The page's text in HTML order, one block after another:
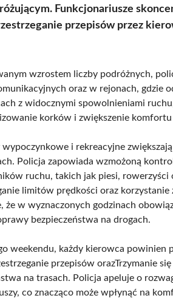
Funkcjonariusze
przepisów przez
wzrostem liczby podróżnych,
oraz w rejonach, gdzie
z widocznymi spowolnieniami
korków i zwiększenie komfortu
i rekreacyjne
Policja zapowiada wzmożoną
ruchu, takich jak piesi,
limitów prędkości oraz
że w wyznaczonych godzinach
bezpieczeństwa na drogach.
weekendu, każdy kierowca powinien
przepisów orazTrzymanie
na trasach. Policja apeluje o
co znacząco może wpłynąć na